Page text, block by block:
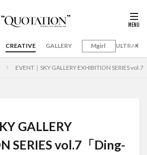
CREATIVE GALLERY Mgirl
EVENT｜SKY GALLERY EXHIBITION SERIES
GALLERY
SERIES vol.7「Ding-